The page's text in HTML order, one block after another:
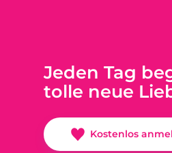
Jeden Tag
tolle neue
Kostenlos